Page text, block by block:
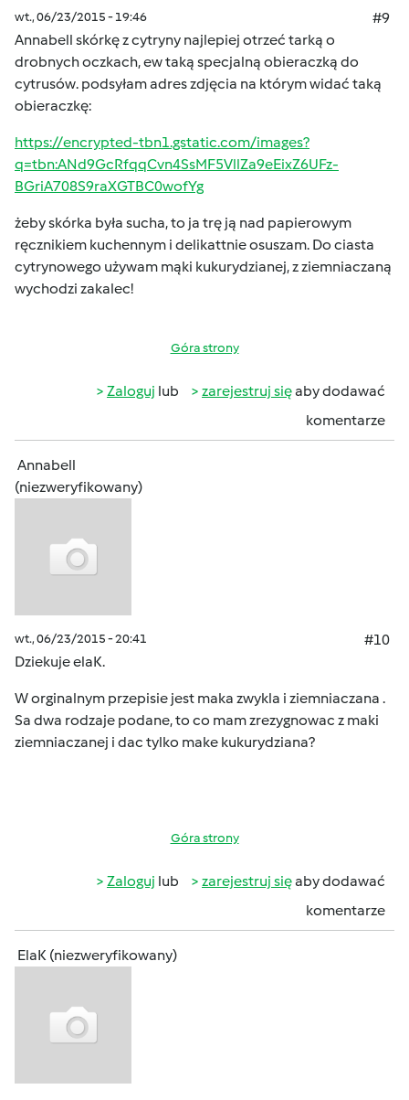
wt., 06/23/2015 - 19:46
#9
Annabell skórkę z cytryny najlepiej otrzeć tarką o
drobnych oczkach, ew taką specjalną obieraczką do
cytrusów. podsyłam adres zdjęcia na którym widać taką
obieraczkę:
https://encrypted-tbn1.gstatic.com/images?
q=tbn:ANd9GcRfqqCvn4SsMF5VllZa9eEixZ6UFz-
BGriA708S9raXGTBC0wofYg
żeby skórka była sucha, to ja trę ją nad papierowym
ręcznikiem kuchennym i delikattnie osuszam. Do ciasta
cytrynowego używam mąki kukurydzianej, z ziemniaczaną
wychodzi zakalec!
Góra strony
Zaloguj lub zarejestruj sięaby dodawać
komentarze
Annabell
(niezweryfikowany)
wt., 06/23/2015 - 20:41
#10
Dziekuje elaK.
W orginalnym przepisie jest maka zwykla i ziemniaczana .
Sa dwa rodzaje podane, to co mam zrezygnowac z maki
ziemniaczanej i dac tylko make kukurydziana?
Góra strony
Zaloguj lub zarejestruj sięaby dodawać
komentarze
ElaK (niezweryfikowany)